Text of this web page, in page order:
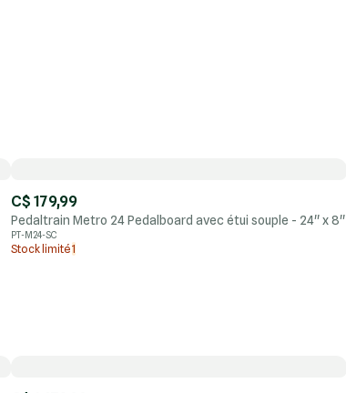
C$ 179,99
Pedaltrain Metro 24 Pedalboard avec étui souple - 24'' x 8''
PT-M24-SC
Stock limité1